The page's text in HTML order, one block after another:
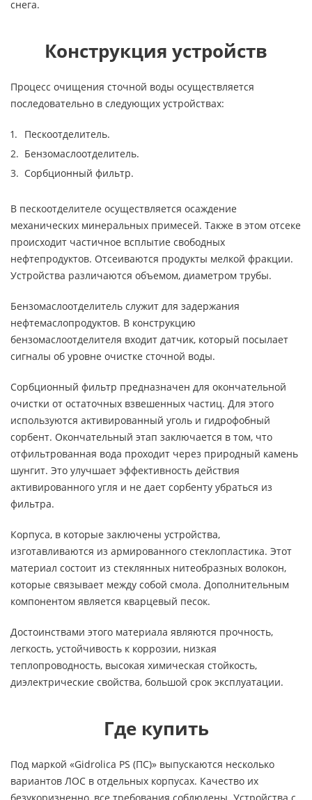
снега.
Конструкция устройств
Процесс очищения сточной воды осуществляется
последовательно в следующих устройствах:
Пескоотделитель.
Бензомаслоотделитель.
Сорбционный фильтр.
В пескоотделителе осуществляется осаждение
механических минеральных примесей. Также в этом отсеке
происходит частичное всплытие свободных
нефтепродуктов. Отсеиваются продукты мелкой фракции.
Устройства различаются объемом, диаметром трубы.
Бензомаслоотделитель служит для задержания
нефтемаслопродуктов. В конструкцию
бензомаслоотделителя входит датчик, который посылает
сигналы об уровне очистке сточной воды.
Сорбционный фильтр предназначен для окончательной
очистки от остаточных взвешенных частиц. Для этого
используются активированный уголь и гидрофобный
сорбент. Окончательный этап заключается в том, что
отфильтрованная вода проходит через природный камень
шунгит. Это улучшает эффективность действия
активированного угля и не дает сорбенту убраться из
фильтра.
Корпуса, в которые заключены устройства,
изготавливаются из армированного стеклопластика. Этот
материал состоит из стеклянных нитеобразных волокон,
которые связывает между собой смола. Дополнительным
компонентом является кварцевый песок.
Достоинствами этого материала являются прочность,
легкость, устойчивость к коррозии, низкая
теплопроводность, высокая химическая стойкость,
диэлектрические свойства, большой срок эксплуатации.
Где купить
Под маркой «Gidrolica PS (ПС)» выпускаются несколько
вариантов ЛОС в отдельных корпусах. Качество их